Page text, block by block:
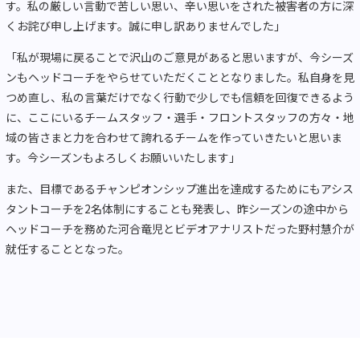
す。私の厳しい言動で苦しい思い、辛い思いをされた被害者の方に深
くお詫び申し上げます。誠に申し訳ありませんでした」
「私が現場に戻ることで沢山のご意見があると思いますが、今シーズ
ンもヘッドコーチをやらせていただくこととなりました。私自身を見
つめ直し、私の言葉だけでなく行動で少しでも信頼を回復できるよう
に、ここにいるチームスタッフ・選手・フロントスタッフの方々・地
域の皆さまと力を合わせて誇れるチームを作っていきたいと思いま
す。今シーズンもよろしくお願いいたします」
また、目標であるチャンピオンシップ進出を達成するためにもアシス
タントコーチを2名体制にすることも発表し、昨シーズンの途中から
ヘッドコーチを務めた河合竜児とビデオアナリストだった野村慧介が
就任することとなった。